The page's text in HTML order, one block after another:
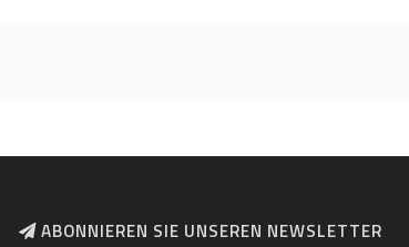
ABONNIEREN SIE UNSEREN NEWSLETTER